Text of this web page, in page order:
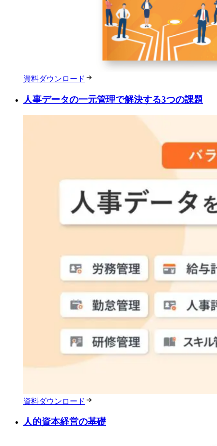
資料ダウンロード
人事データの一元管理で解決する3つの課題
資料ダウンロード
人的資本経営の基礎